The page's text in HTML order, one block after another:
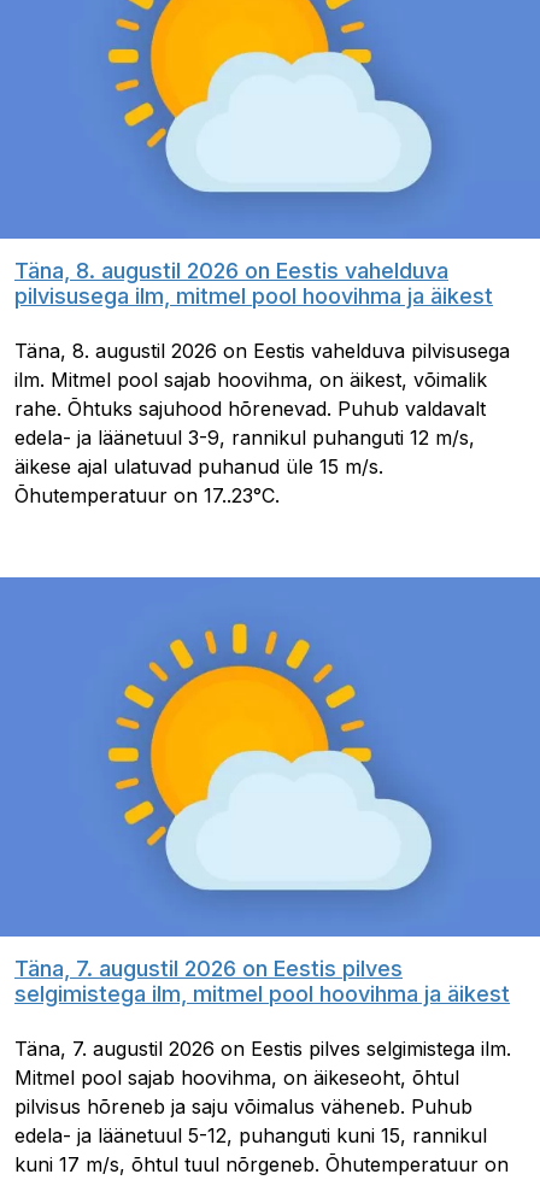
Täna, 8. augustil 2026 on Eestis vahelduva
pilvisusega ilm, mitmel pool hoovihma ja äikest
Täna, 8. augustil 2026 on Eestis vahelduva pilvisusega
ilm. Mitmel pool sajab hoovihma, on äikest, võimalik
rahe. Õhtuks sajuhood hõrenevad. Puhub valdavalt
edela- ja läänetuul 3-9, rannikul puhanguti 12 m/s,
äikese ajal ulatuvad puhanud üle 15 m/s.
Õhutemperatuur on 17..23°C.
Täna, 7. augustil 2026 on Eestis pilves
selgimistega ilm, mitmel pool hoovihma ja äikest
Täna, 7. augustil 2026 on Eestis pilves selgimistega ilm.
Mitmel pool sajab hoovihma, on äikeseoht, õhtul
pilvisus hõreneb ja saju võimalus väheneb. Puhub
edela- ja läänetuul 5-12, puhanguti kuni 15, rannikul
kuni 17 m/s, õhtul tuul nõrgeneb. Õhutemperatuur on